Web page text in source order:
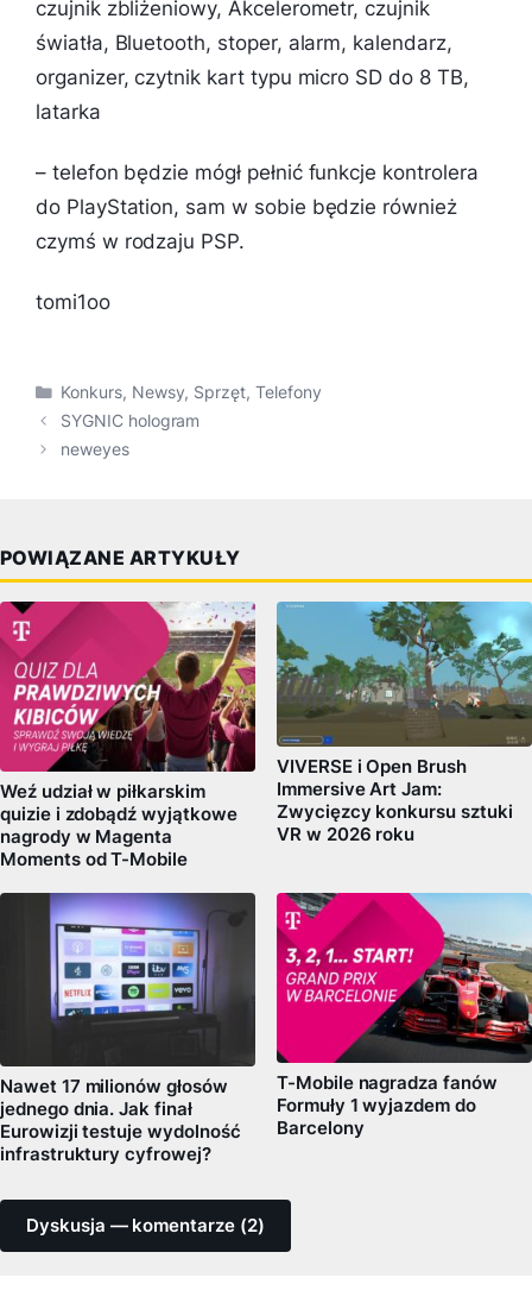
czujnik zbliżeniowy, Akcelerometr, czujnik
światła, Bluetooth, stoper, alarm, kalendarz,
organizer, czytnik kart typu micro SD do 8 TB,
latarka
– telefon będzie mógł pełnić funkcje kontrolera
do PlayStation, sam w sobie będzie również
czymś w rodzaju PSP.
tomi1oo
Kategorie
Konkurs, Newsy, Sprzęt, Telefony
SYGNIC hologram
neweyes
POWIĄZANE ARTYKUŁY
Weź udział w piłkarskim
quizie i zdobądź wyjątkowe
nagrody w Magenta
Moments od T-Mobile
VIVERSE i Open Brush
Immersive Art Jam:
Zwycięzcy konkursu sztuki
VR w 2026 roku
Nawet 17 milionów głosów
jednego dnia. Jak finał
Eurowizji testuje wydolność
infrastruktury cyfrowej?
T-Mobile nagradza fanów
Formuły 1 wyjazdem do
Barcelony
Dyskusja — komentarze (2)